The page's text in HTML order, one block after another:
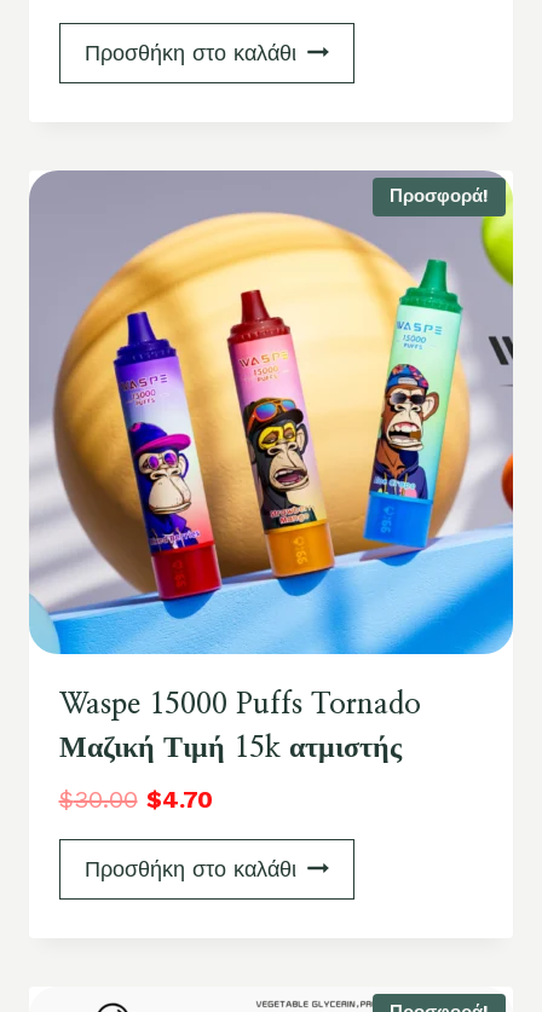
Προσθήκη στο καλάθι
Προσφορά!
Waspe 15000 Puffs Tornado
Μαζική Τιμή 15k ατμιστής
$30.00 $4.70
Προσθήκη στο καλάθι